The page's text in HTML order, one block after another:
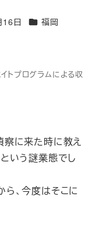
日 カテゴリー
福岡
トプログラムによる収
察に来た時に教え
という謎業態でし
ら、今度はそこに